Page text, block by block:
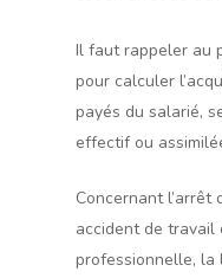
Il faut rappeler au
pour calculer
payés du salarié,
effectif ou
Concernant
accident de travail
professionnelle, la